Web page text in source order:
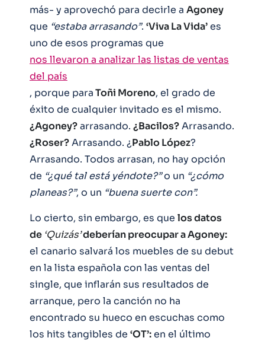
más- y aprovechó para decirle a Agoney
que “estaba arrasando”. ‘Viva La Vida’es
uno de esos programas que
nos llevaron a analizar las listas de ventas
del país
, porque paraToñi Moreno, el grado de
éxito de cualquier invitado es el mismo.
¿Agoney?arrasando. ¿Bacilos?Arrasando.
¿Roser?Arrasando. ¿Pablo López?
Arrasando. Todos arrasan, no hay opción
de “¿qué tal está yéndote?”o un “¿cómo
planeas?”, o un “buena suerte con”.
Lo cierto, sin embargo, es que los datos
de ‘Quizás’deberían preocupar a Agoney:
el canario salvará los muebles de su debut
en la lista española con las ventas del
single, que inflarán sus resultados de
arranque, pero la canción no ha
encontrado su hueco en escuchas como
los hits tangibles de ‘OT’:en el último